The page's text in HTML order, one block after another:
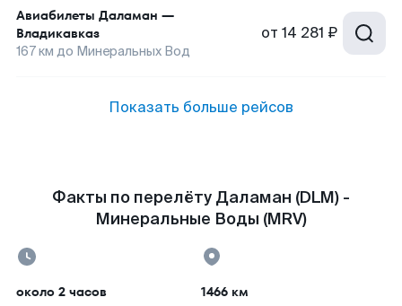
Авиабилеты Даламан —
Владикавказ
167км до Минеральных Вод
от 14 281 ₽
Показать больше рейсов
Факты по перелёту Даламан (DLM) -
Минеральные Воды (MRV)
около 2 часов 1466 км